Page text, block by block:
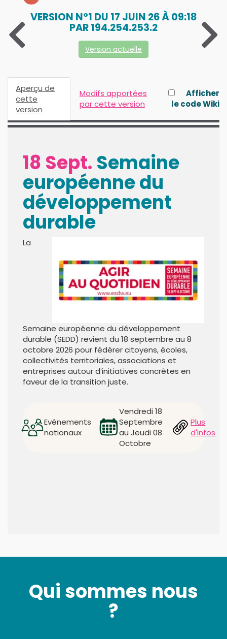
VERSION N°1 DU 17 JUIN 26 À 09:18
PAR 194.254.253.2
Version actuelle
Aperçu de
cette
version
Modifs apportées
par cette version
Afficher
le code Wiki
18 Sept. Semaine
européenne du
développement
durable
La
Semaine européenne du développement
durable (SEDD) revient du 18 septembre au 8
octobre 2026 pour fédérer citoyens, écoles,
collectivités territoriales, associations et
entreprises autour d’initiatives concrètes en
faveur de la transition juste.
Evénements
nationaux
Vendredi 18
Septembre
au Jeudi 08
Octobre
Plus
d'infos
Qui sommes nous
?